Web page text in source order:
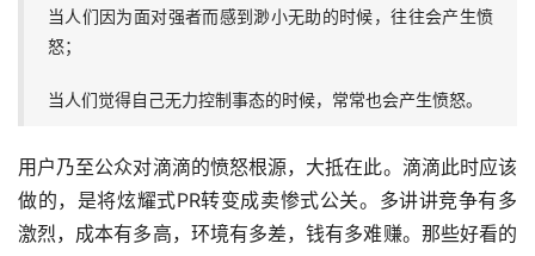
当人们因为面对强者而感到渺小无助的时候，往往会产生愤
怒；
当人们觉得自己无力控制事态的时候，常常也会产生愤怒。
用户乃至公众对滴滴的愤怒根源，大抵在此。滴滴此时应该
做的，是将炫耀式PR转变成卖惨式公关。多讲讲竞争有多
激烈，成本有多高，环境有多差，钱有多难赚。那些好看的